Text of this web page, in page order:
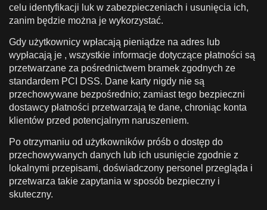
celu identyfikacji luk w zabezpieczeniach i usunięcia ich,
zanim będzie można je wykorzystać.
Gdy użytkownicy wpłacają pieniądze na adres lub
wypłacają je , wszystkie informacje dotyczące płatności są
przetwarzane za pośrednictwem bramek zgodnych ze
standardem PCI DSS. Dane karty nigdy nie są
przechowywane bezpośrednio; zamiast tego bezpieczni
dostawcy płatności przetwarzają te dane, chroniąc konta
klientów przed potencjalnym naruszeniem.
Po otrzymaniu od użytkowników próśb o dostęp do
przechowywanych danych lub ich usunięcie zgodnie z
lokalnymi przepisami, doświadczony personel przegląda i
przetwarza takie zapytania w sposób bezpieczny i
skuteczny.